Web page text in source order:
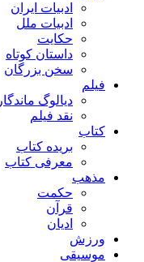
ادبیات ایران
ادبیات ملل
حکایت
داستان کوتاه
سخن بزرگان
فیلم
دیالوگ ماندگار
نقد فیلم
کتاب
بریده کتاب
معرفی کتاب
مذهب
حکمت
قرآن
ادیان
ورزش
موسیقی